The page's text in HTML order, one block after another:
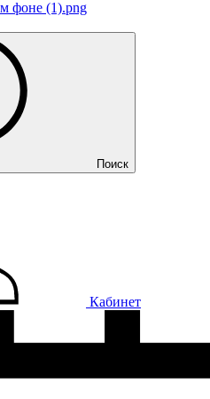
Поиск
Кабинет